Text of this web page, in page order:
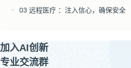
● 03 远程医疗 ：注入信心，确保安全
加入AI创新
专业交流群